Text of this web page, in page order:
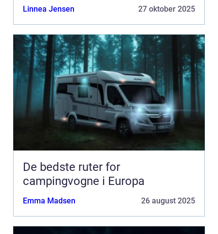
Linnea Jensen 27 oktober 2025
De bedste ruter for
campingvogne i Europa
Emma Madsen 26 august 2025